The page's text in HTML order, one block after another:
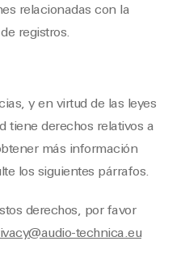
relacionadas con la
registros.
y en virtud de las leyes
tiene derechos relativos a
más información
los siguientes párrafos.
derechos, por favor
technica.eu